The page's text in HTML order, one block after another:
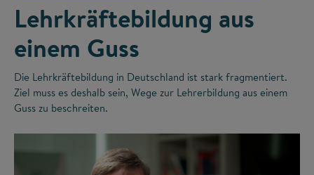
Lehrkräftebildung aus
einem Guss
Die Lehrkräftebildung in Deutschland ist stark fragmentiert.
Ziel muss es deshalb sein, Wege zur Lehrerbildung aus einem
Guss zu beschreiten.